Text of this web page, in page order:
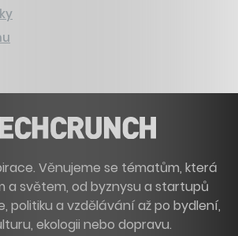
Věnujeme se tématům, která
a světem, od byznysu a startupů
politiku a vzdělávání až po bydlení,
ekologii nebo dopravu.